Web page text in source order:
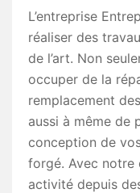
L’entreprise
réaliser des
de l’art. Non
occuper de la
remplacement
aussi à même de
conception de
forgé. Avec notre
activité depuis